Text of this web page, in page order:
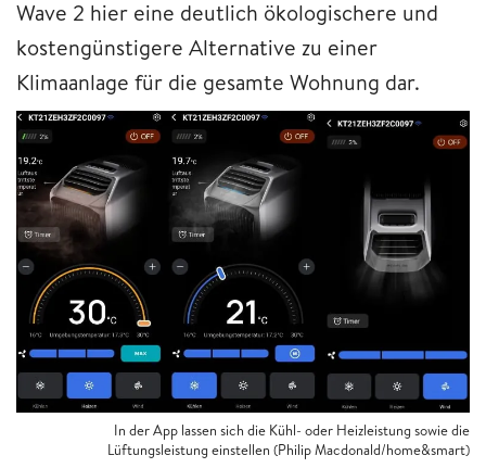
Wave 2 hier eine deutlich ökologischere und
kostengünstigere Alternative zu einer
Klimaanlage für die gesamte Wohnung dar.
In der App lassen sich die Kühl- oder Heizleistung sowie die
Lüftungsleistung einstellen (Philip Macdonald/home&smart)